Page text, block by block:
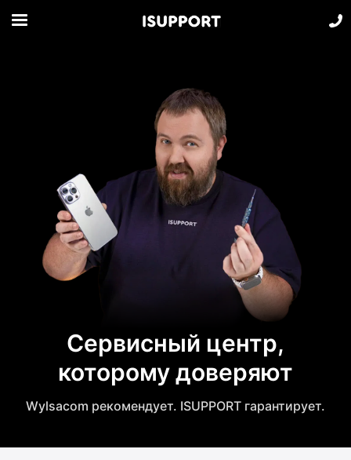
Сервисный центр,
которому доверяют
Wylsacom рекомендует. ISUPPORT гарантирует.